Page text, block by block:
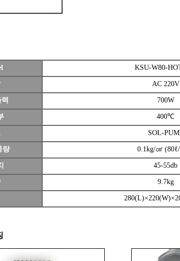
KSU-W80-
AC 220V
700W
400℃
SOL-
량 0.1kg/㎠
45-55db
9.7kg